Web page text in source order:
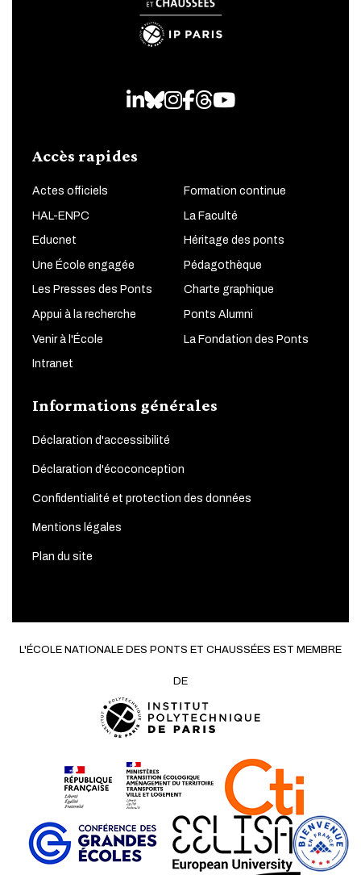
LinkedIn
Bluesky
Instagram
Facebook
Threads
Youtube
Accès rapides
Actes officiels Formation continue
HAL-ENPC La Faculté
Educnet Héritage des ponts
Une École engagée Pédagothèque
Les Presses des Ponts Charte graphique
Appui à la recherche Ponts Alumni
Venir à l'École La Fondation des Ponts
Intranet
Informations générales
Déclaration d'accessibilité
Déclaration d'écoconception
Confidentialité et protection des données
Mentions légales
Plan du site
L'ÉCOLE NATIONALE DES PONTS ET CHAUSSÉES EST MEMBRE
DE